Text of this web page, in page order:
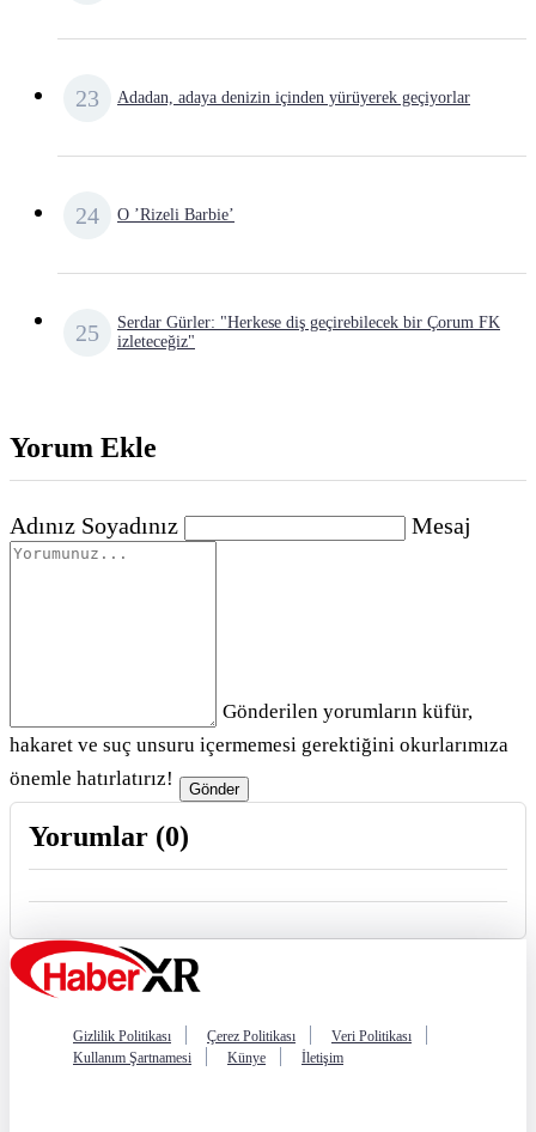
Adadan, adaya denizin içinden yürüyerek geçiyorlar
O ’Rizeli Barbie’
Serdar Gürler: "Herkese diş geçirebilecek bir Çorum FK
izleteceğiz"
Yorum Ekle
Adınız Soyadınız Mesaj
Gönderilen yorumların küfür,
hakaret ve suç unsuru içermemesi gerektiğini okurlarımıza
önemle hatırlatırız!
Gönder
Yorumlar (0)
Gizlilik Politikası Çerez Politikası
Veri Politikası
Kullanım Şartnamesi
Künye İletişim